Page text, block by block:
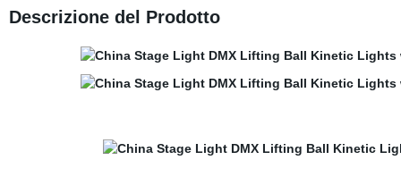
Descrizione del Prodotto